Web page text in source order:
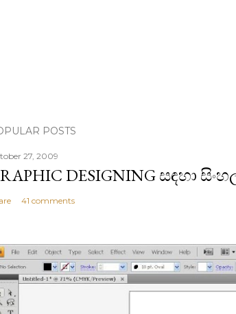
POSTS
27, 2009
DESIGNING සඳහා
41 comments